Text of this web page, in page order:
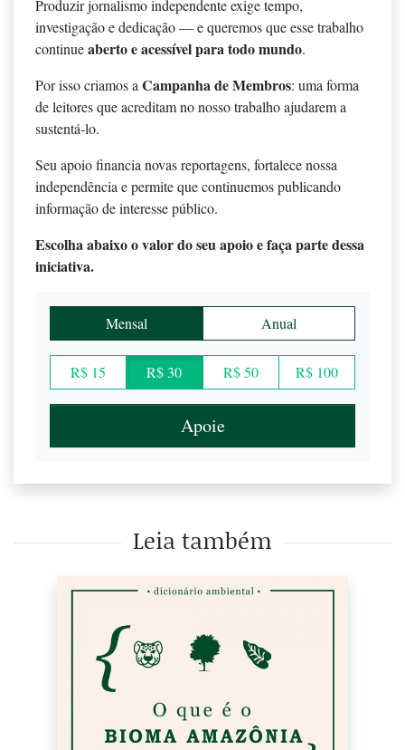
Produzir jornalismo independente exige tempo,
investigação e dedicação — e queremos que esse trabalho
continueaberto e acessível para todo mundo.
Por isso criamos aCampanha de Membros: uma forma
de leitores que acreditam no nosso trabalho ajudarem a
sustentá-lo.
Seu apoio financia novas reportagens, fortalece nossa
independência e permite que continuemos publicando
informação de interesse público.
Escolha abaixo o valor do seu apoio e faça parte dessa
iniciativa.
Mensal Anual
R$ 15 R$ 30 R$ 50 R$ 100
Apoie
Leia também